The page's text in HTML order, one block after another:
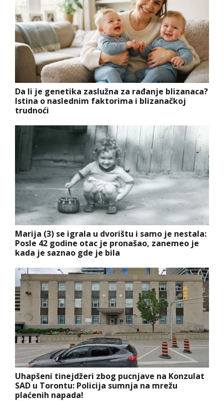
Da li je genetika zaslužna za rađanje blizanaca?
Istina o naslednim faktorima i blizanačkoj
trudnoći
Marija (3) se igrala u dvorištu i samo je nestala:
Posle 42 godine otac je pronašao, zanemeo je
kada je saznao gde je bila
Uhapšeni tinejdžeri zbog pucnjave na Konzulat
SAD u Torontu: Policija sumnja na mrežu
plaćenih napada!